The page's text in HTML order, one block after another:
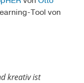
Tool von
kreativ ist